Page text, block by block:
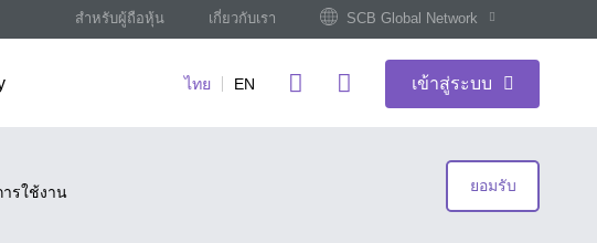
สำหรับผู้ถือหุ้น เกี่ยวกับเรา SCB Global Network
ไทย EN เข้าสู่ระบบ
รใช้งาน
ยอมรับ